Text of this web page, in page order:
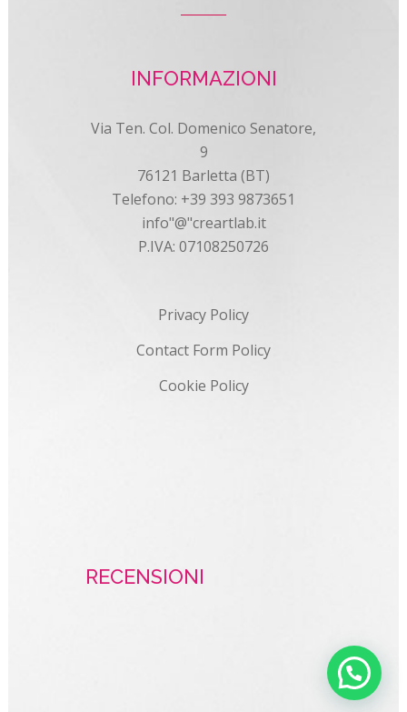
INFORMAZIONI
Via Ten. Col. Domenico Senatore,
9
76121 Barletta (BT)
Telefono: +39 393 9873651
info"@"creartlab.it
P.IVA: 07108250726
Privacy Policy
Contact Form Policy
Cookie Policy
RECENSIONI